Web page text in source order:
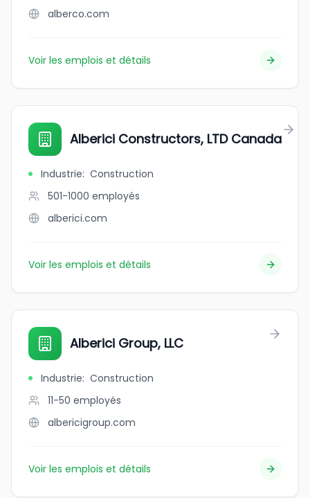
alberco.com
Voir les emplois et détails
Alberici Constructors, LTD Canada
Industrie: Construction
501-1000 employés
alberici.com
Voir les emplois et détails
Alberici Group, LLC
Industrie: Construction
11-50 employés
albericigroup.com
Voir les emplois et détails